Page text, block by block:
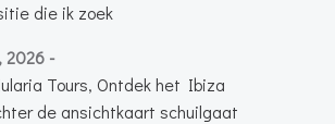
die ik zoek
2026 -
Tours, Ontdek het Ibiza
de ansichtkaart schuilgaat